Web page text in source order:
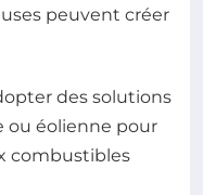
peuvent créer
des solutions
ou éolienne pour
combustibles